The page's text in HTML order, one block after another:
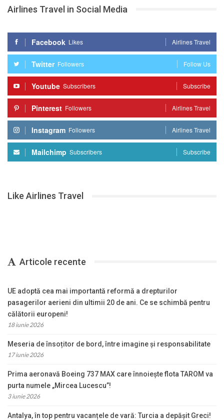
Airlines Travel in Social Media
Facebook Likes Airlines Travel
Twitter Followers Follow Us
Youtube Subscribers Subscribe
Pinterest Followers Airlines Travel
Instagram Followers Airlines Travel
Mailchimp Subscribers Subscribe
Like Airlines Travel
Articole recente
UE adoptă cea mai importantă reformă a drepturilor
pasagerilor aerieni din ultimii 20 de ani. Ce se schimbă pentru
călătorii europeni!
18 iunie 2026
Meseria de însoțitor de bord, între imagine și responsabilitate
17 iunie 2026
Prima aeronavă Boeing 737 MAX care înnoiește flota TAROM va
purta numele „Mircea Lucescu”!
3 iunie 2026
Antalya, în top pentru vacanțele de vară: Turcia a depășit Greci!